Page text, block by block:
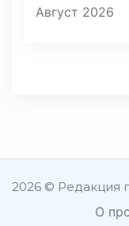
Август 2026
2026 © Редакция
О